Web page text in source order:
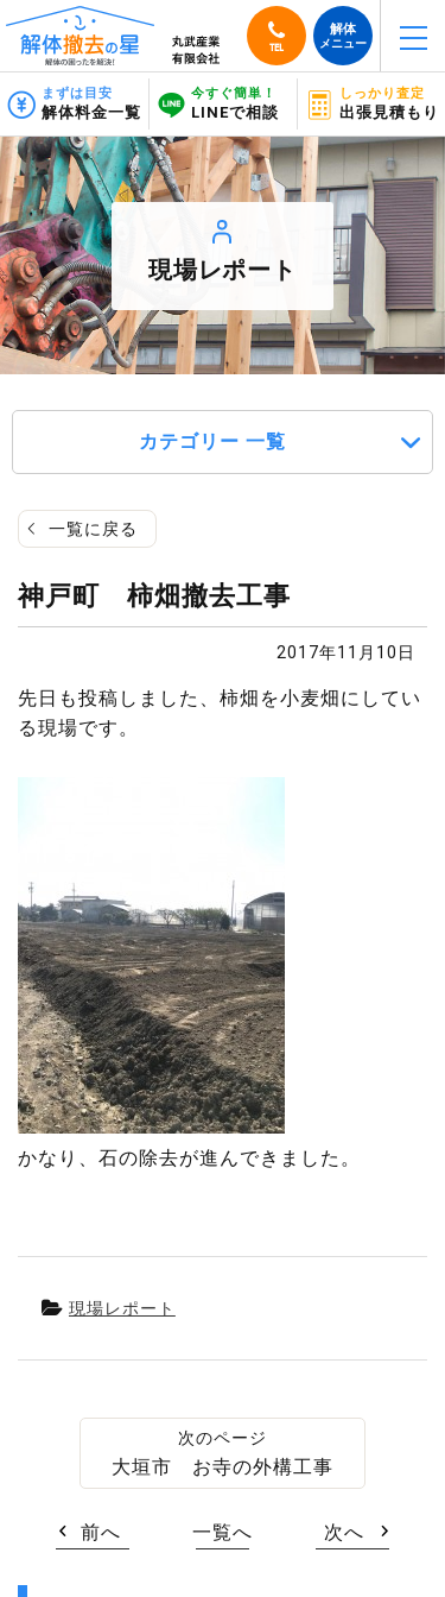
TEL
解体
メニュー
まずは目安
解体料金一覧
今すぐ簡単！
LINEで相談
しっかり査定
出張見積もり
現場レポート
カテゴリー 一覧
一覧に戻る
神戸町 柿畑撤去工事
2017年11月10日
先日も投稿しました、柿畑を小麦畑にしてい
る現場です。
かなり、石の除去が進んできました。
現場レポート
大垣市 お寺の外構工事
前へ 一覧へ 次へ